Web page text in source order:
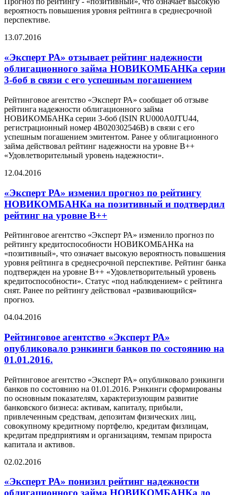
вероятность повышения уровня рейтинга в среднесрочной
перспективе.
13.07.2016
«Эксперт РА» отзывает рейтинг надежности
облигационного займа НОВИКОМБАНКа серии
3-боб в связи с его успешным погашением
Рейтинговое агентство «Эксперт РА» сообщает об отзыве
рейтинга надежности облигационного займа
НОВИКОМБАНКа серии 3-боб (ISIN RU000A0JTU44,
регистрационный номер 4B020302546B) в связи с его
успешным погашением эмитентом. Ранее у облигационного
займа действовал рейтинг надежности на уровне В++
«Удовлетворительный уровень надежности».
12.04.2016
«Эксперт РА» изменил прогноз по рейтингу
НОВИКОМБАНКа на позитивный и подтвердил
рейтинг на уровне В++
Рейтинговое агентство «Эксперт РА» изменило прогноз по
рейтингу кредитоспособности НОВИКОМБАНКа на
«позитивный», что означает высокую вероятность повышения
уровня рейтинга в среднесрочной перспективе. Рейтинг банка
подтвержден на уровне В++ «Удовлетворительный уровень
кредитоспособности». Статус «под наблюдением» с рейтинга
снят. Ранее по рейтингу действовал «развивающийся»
прогноз.
04.04.2016
Рейтинговое агентство «Эксперт РА»
опубликовало рэнкинги банков по состоянию на
01.01.2016.
Рейтинговое агентство «Эксперт РА» опубликовало рэнкинги
банков по состоянию на 01.01.2016. Рэнкинги сформированы
по основным показателям, характеризующим развитие
банковского бизнеса: активам, капиталу, прибыли,
привлеченным средствам, депозитам физических лиц,
совокупному кредитному портфелю, кредитам физлицам,
кредитам предприятиям и организациям, темпам прироста
капитала и активов.
02.02.2016
«Эксперт РА» понизил рейтинг надежности